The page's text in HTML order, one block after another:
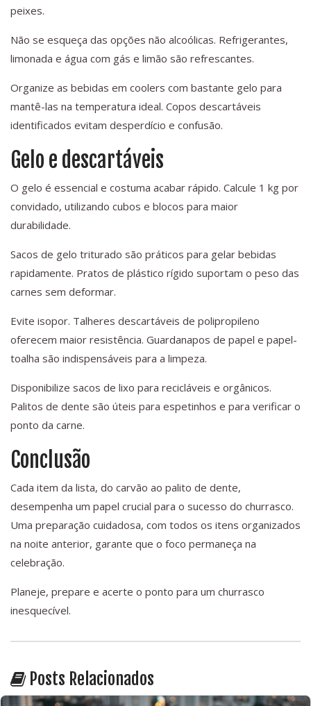
peixes.
Não se esqueça das opções não alcoólicas. Refrigerantes,
limonada e água com gás e limão são refrescantes.
Organize as bebidas em coolers com bastante gelo para
mantê-las na temperatura ideal. Copos descartáveis
identificados evitam desperdício e confusão.
Gelo e descartáveis
O gelo é essencial e costuma acabar rápido. Calcule 1 kg por
convidado, utilizando cubos e blocos para maior
durabilidade.
Sacos de gelo triturado são práticos para gelar bebidas
rapidamente. Pratos de plástico rígido suportam o peso das
carnes sem deformar.
Evite isopor. Talheres descartáveis de polipropileno
oferecem maior resistência. Guardanapos de papel e papel-
toalha são indispensáveis para a limpeza.
Disponibilize sacos de lixo para recicláveis e orgânicos.
Palitos de dente são úteis para espetinhos e para verificar o
ponto da carne.
Conclusão
Cada item da lista, do carvão ao palito de dente,
desempenha um papel crucial para o sucesso do churrasco.
Uma preparação cuidadosa, com todos os itens organizados
na noite anterior, garante que o foco permaneça na
celebração.
Planeje, prepare e acerte o ponto para um churrasco
inesquecível.
Posts Relacionados